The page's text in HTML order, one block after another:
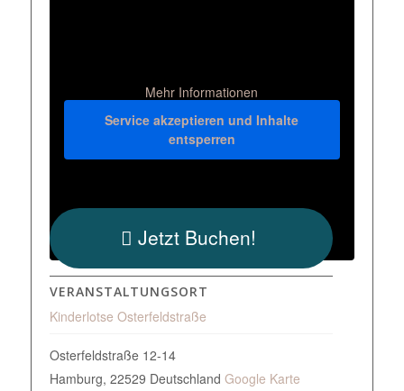
VERANSTALTUNGSORT
Kinderlotse Osterfeldstraße
Osterfeldstraße 12-14
Hamburg, 22529 Deutschland Google Karte
Mehr Informationen
Service akzeptieren und Inhalte
entsperren
Jetzt Buchen!